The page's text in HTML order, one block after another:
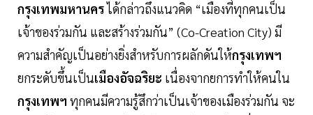
กรุงเทพมหานครได้กล่าวถึงแนวคิด “เมืองที่ทุกคนเป็น
เจ้าของร่วมกัน และสร้างร่วมกัน” (Co-Creation City) มี
ความสำคัญเป็นอย่างยิ่งสำหรับการผลักดันให้กรุงเทพฯ
ยกระดับขึ้นเป็นเมืองอัจฉริยะ เนื่องจากยการทำให้คนใน
กรุงเทพฯ ทุกคนมีความรู้สึกว่าเป็นเจ้าของเมืองร่วมกัน จะ